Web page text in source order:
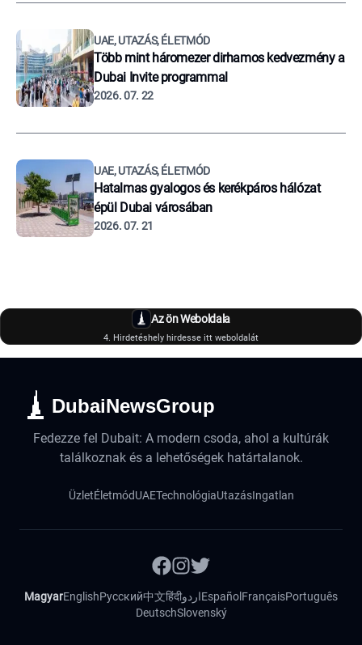
UAE, UTAZÁS, ÉLETMÓD
Több mint háromezer dirhamos kedvezmény a
Dubai Invite programmal
2026. 07. 22
UAE, UTAZÁS, ÉLETMÓD
Hatalmas gyalogos és kerékpáros hálózat
épül Dubai városában
2026. 07. 21
Az ön Weboldala
4. Hirdetéshely hirdesse itt weboldalát
DubaiNewsGroup
Fedezze fel Dubait: A modern csoda, ahol a kultúrák
találkoznak és a lehetőségek határtalanok.
ÜzletÉletmódUAETechnológiaUtazásIngatlan
MagyarEnglishРусский中文हिंदीاردوEspañol FrançaisPortuguês
DeutschSlovenský